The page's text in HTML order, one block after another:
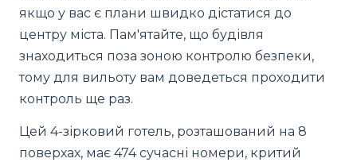
якщо у вас є плани швидко дістатися до
центру міста. Пам'ятайте, що будівля
знаходиться поза зоною контролю безпеки,
тому для вильоту вам доведеться проходити
контроль ще раз.
Цей 4-зірковий готель, розташований на 8
поверхах, має 474 сучасні номери, критий